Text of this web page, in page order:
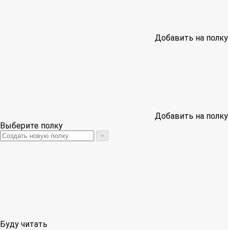
Добавить на полку
Добавить на полку
Выберите полку
+
Буду читать